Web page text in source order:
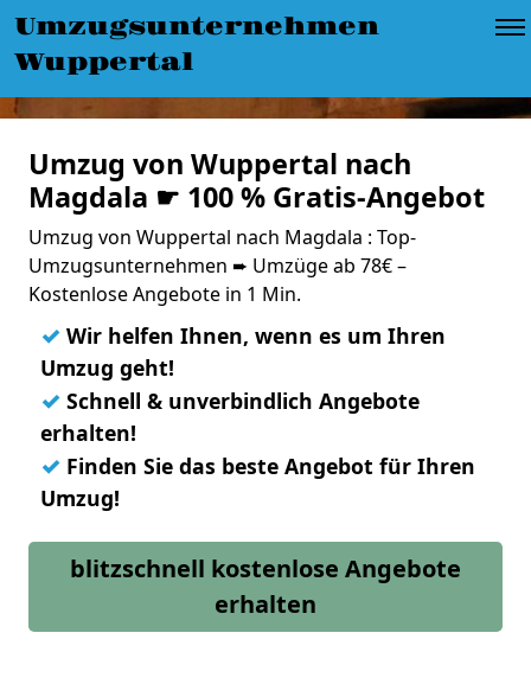
Umzugsunternehmen
Wuppertal
Umzug von Wuppertal nach
Magdala ☛ 100 % Gratis-Angebot
Umzug von Wuppertal nach Magdala : Top-
Umzugsunternehmen ➨ Umzüge ab 78€ –
Kostenlose Angebote in 1 Min.
✓ Wir helfen Ihnen, wenn es um Ihren
Umzug geht!
✓ Schnell & unverbindlich Angebote
erhalten!
✓ Finden Sie das beste Angebot für Ihren
Umzug!
blitzschnell kostenlose Angebote
erhalten